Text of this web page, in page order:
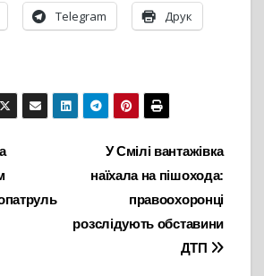
Telegram Друк
У Смілі вантажівка
наїхала на пішохода:
правоохоронці
розслідують обставини
ДТП